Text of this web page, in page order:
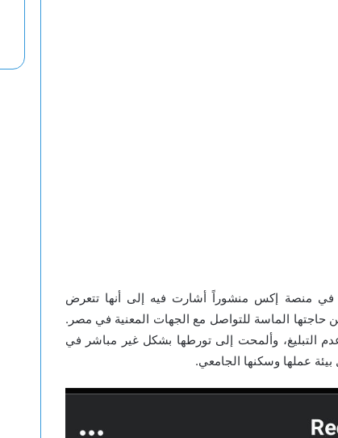
في منصة إكس منشوراً أشارت فيه إلى أنها تتعرض
حاجتها الماسة للتواصل مع الجهات المعنية في مصر.
التبليغ، وألمحت إلى تورطها بشكل غير مباشر في
عملها وسكنها الجامعي.